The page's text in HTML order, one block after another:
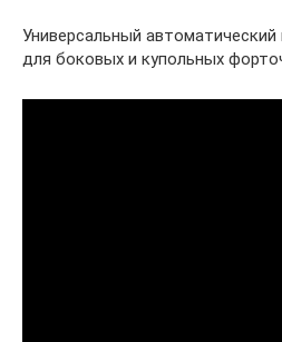
Универсальный автоматический
для боковых и купольных